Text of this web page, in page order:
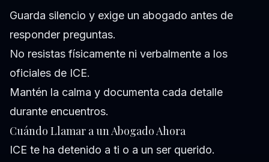
Guarda silencio y exige un abogado antes de
responder preguntas.
No resistas físicamente ni verbalmente a los
oficiales de ICE.
Mantén la calma y documenta cada detalle
durante encuentros.
Cuándo Llamar a un Abogado Ahora
ICE te ha detenido a ti o a un ser querido.